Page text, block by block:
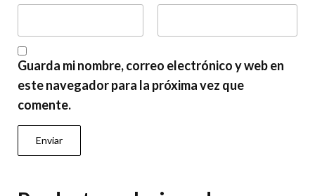
Guarda mi nombre, correo electrónico y web en
este navegador para la próxima vez que
comente.